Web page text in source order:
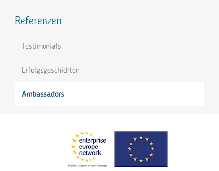
Referenzen
Testimonials
Erfolgsgeschichten
Ambassadors